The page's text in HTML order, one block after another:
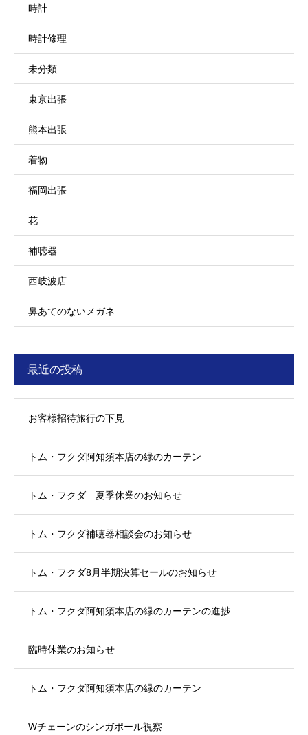
時計
時計修理
未分類
東京出張
熊本出張
着物
福岡出張
花
補聴器
西岐波店
鼻あてのないメガネ
最近の投稿
お客様招待旅行の下見
トム・フクダ阿知須本店の緑のカーテン
トム・フクダ 夏季休業のお知らせ
トム・フクダ補聴器相談会のお知らせ
トム・フクダ8月半期決算セールのお知らせ
トム・フクダ阿知須本店の緑のカーテンの進捗
臨時休業のお知らせ
トム・フクダ阿知須本店の緑のカーテン
Wチェーンのシンガポール視察